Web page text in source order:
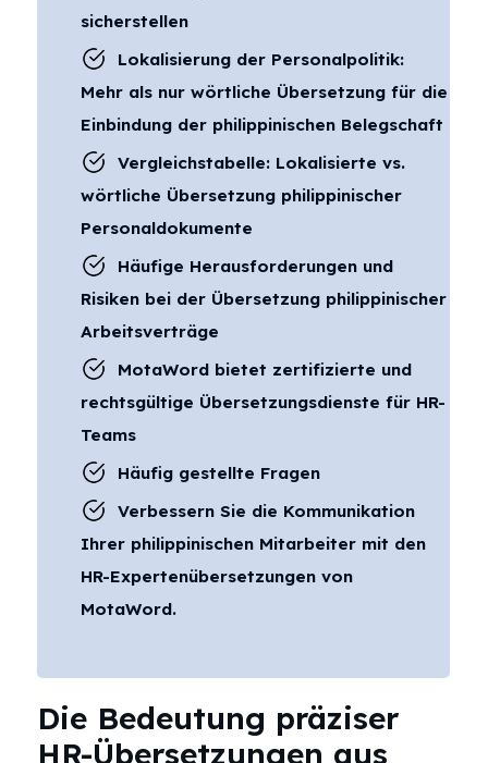
sicherstellen
Lokalisierung der Personalpolitik:
Mehr als nur wörtliche Übersetzung für die
Einbindung der philippinischen Belegschaft
Vergleichstabelle: Lokalisierte vs.
wörtliche Übersetzung philippinischer
Personaldokumente
Häufige Herausforderungen und
Risiken bei der Übersetzung philippinischer
Arbeitsverträge
MotaWord bietet zertifizierte und
rechtsgültige Übersetzungsdienste für HR-
Teams
Häufig gestellte Fragen
Verbessern Sie die Kommunikation
Ihrer philippinischen Mitarbeiter mit den
HR-Expertenübersetzungen von
MotaWord.
Die Bedeutung präziser
HR-Übersetzungen aus